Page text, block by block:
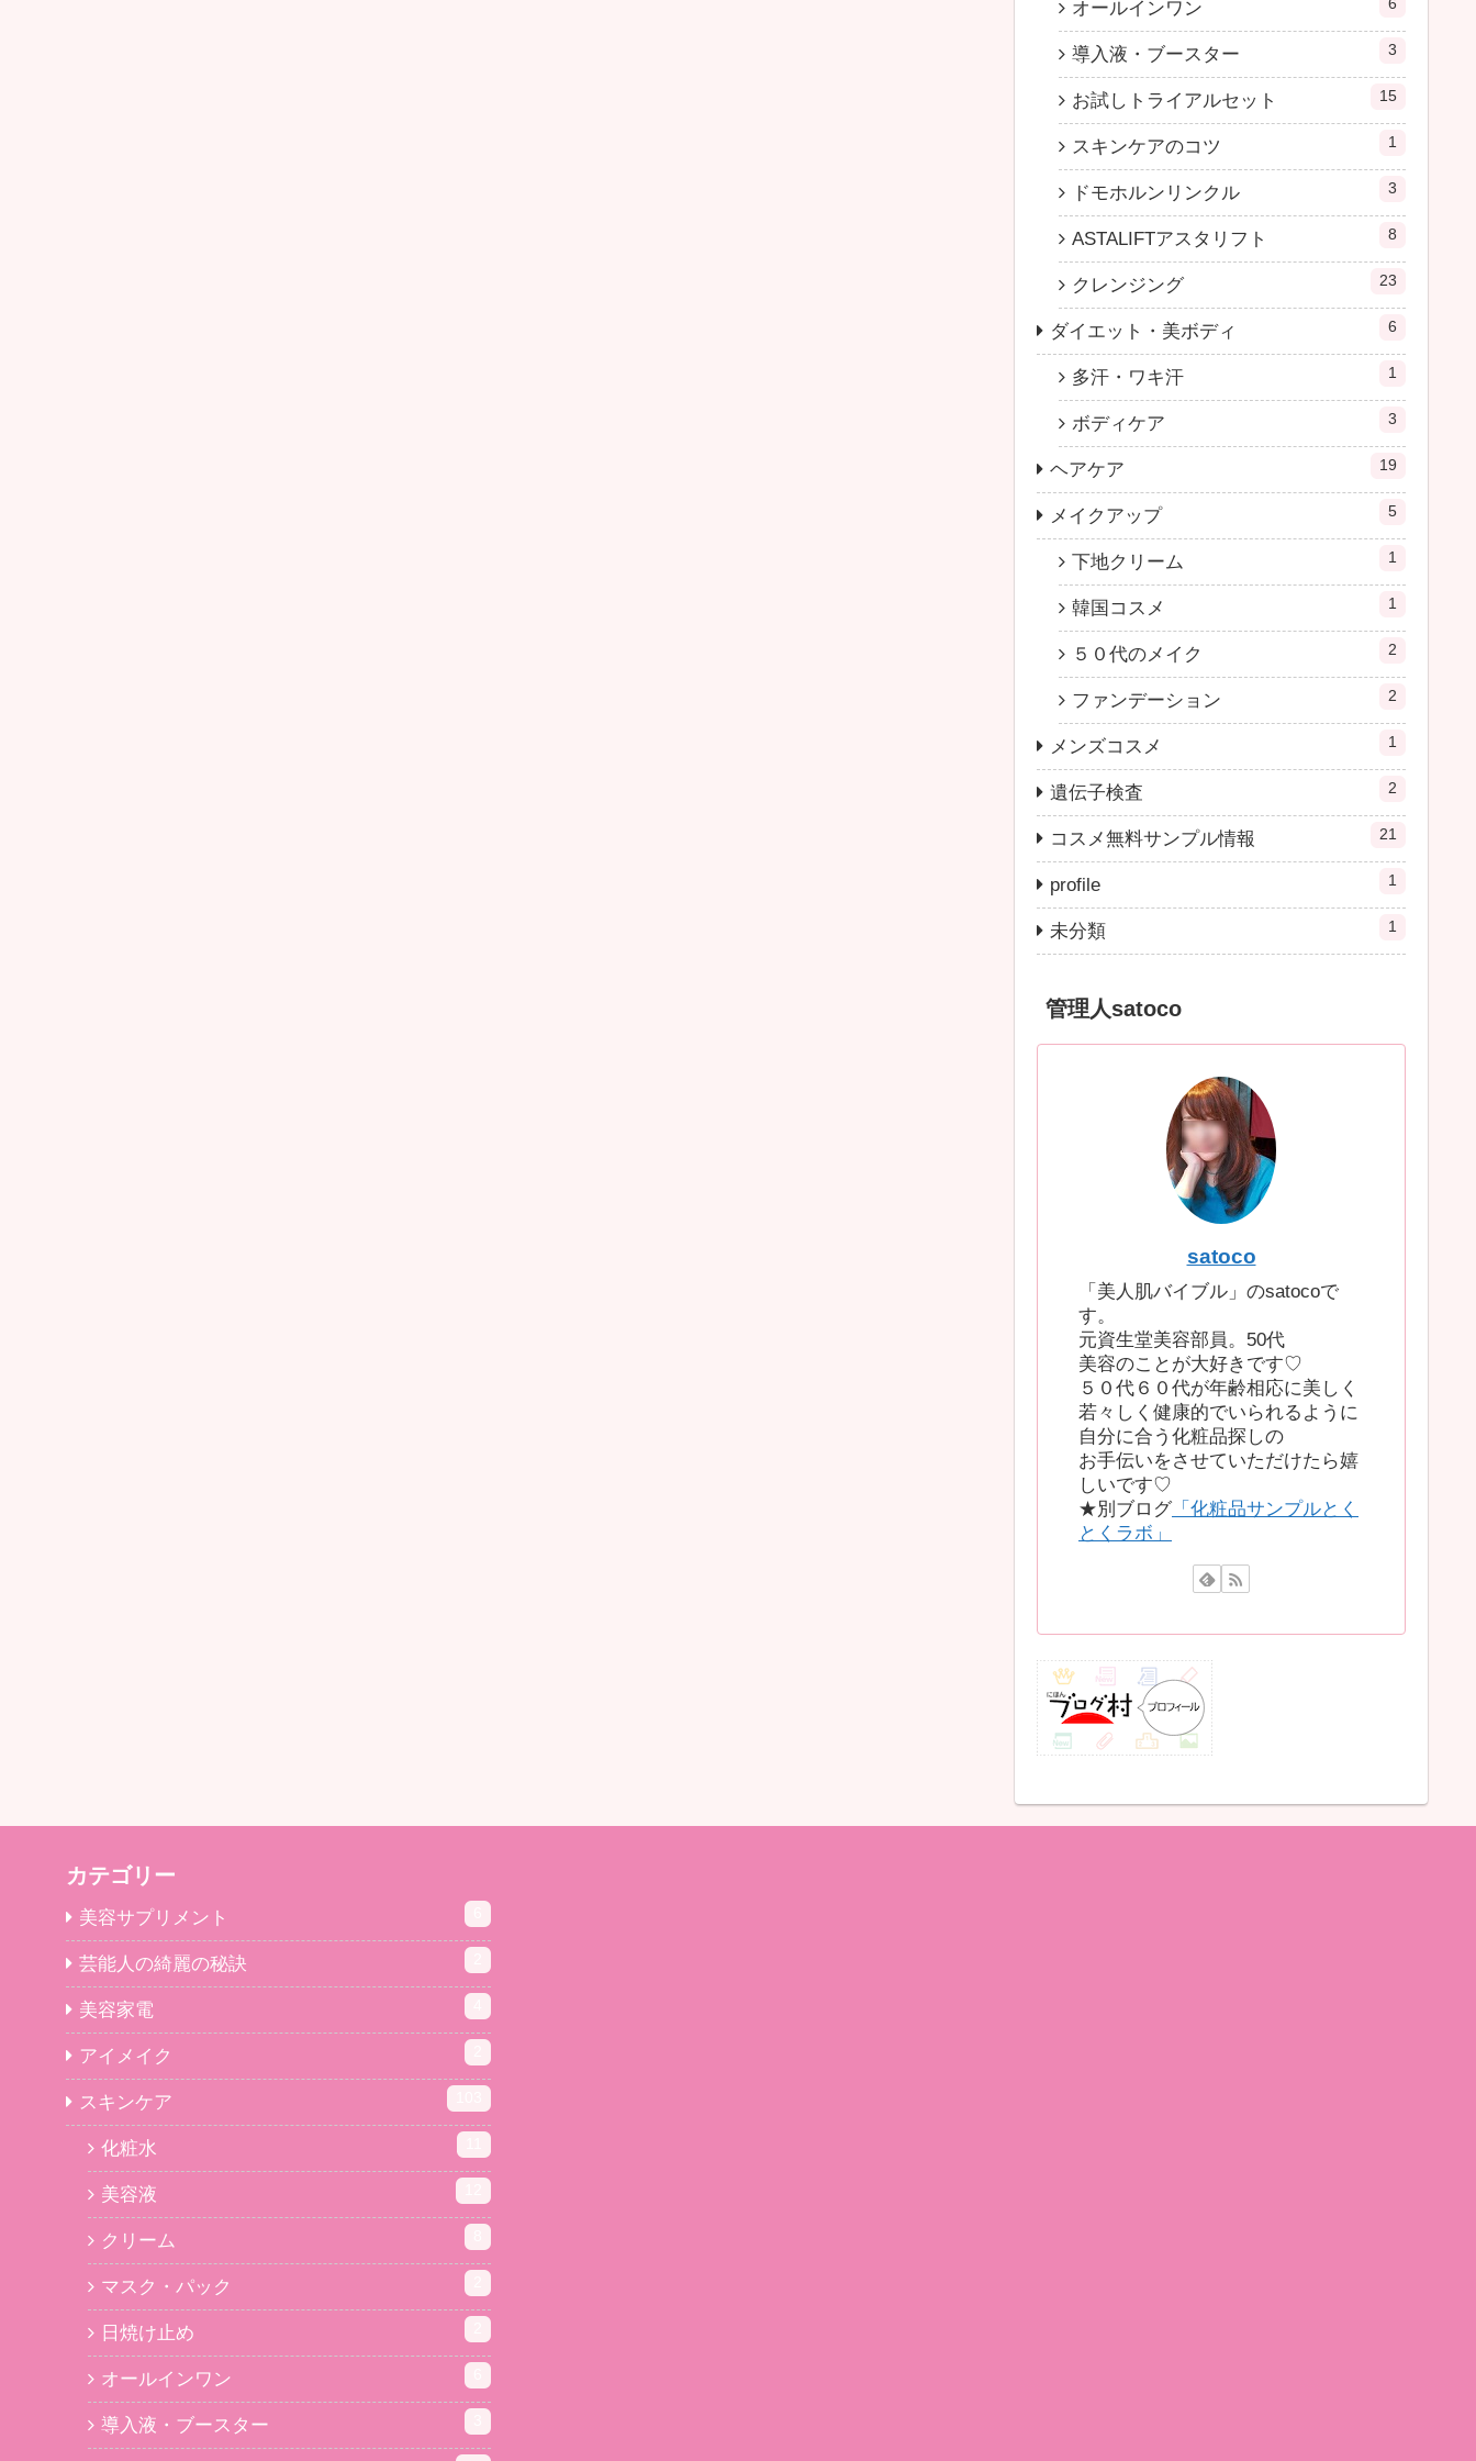
オールインワン 6
導入液・ブースター 3
お試しトライアルセット 15
スキンケアのコツ 1
ドモホルンリンクル 3
ASTALIFTアスタリフト 8
クレンジング 23
ダイエット・美ボディ 6
多汗・ワキ汗 1
ボディケア 3
ヘアケア 19
メイクアップ 5
下地クリーム 1
韓国コスメ 1
５０代のメイク 2
ファンデーション 2
メンズコスメ 1
遺伝子検査 2
コスメ無料サンプル情報 21
profile 1
未分類 1
管理人satoco
satoco
「美人肌バイブル」のsatocoで
す。
元資生堂美容部員。50代
美容のことが大好きです♡
５０代６０代が年齢相応に美しく
若々しく健康的でいられるように
自分に合う化粧品探しの
お手伝いをさせていただけたら嬉
しいです♡
★別ブログ「化粧品サンプルとく
とくラボ」
カテゴリー
美容サプリメント
芸能人の綺麗の秘訣
美容家電
アイメイク
スキンケア
化粧水
美容液
クリーム
マスク・パック
日焼け止め
オールインワン
導入液・ブースター